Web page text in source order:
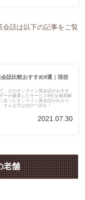
会話は以下の記事をご覧
会話比較おすすめ9選｜現役
、どのオンライン英会話がおすす
ーが厳選したサービス9社を徹底解
合ったオンライン英会話がわかり
そんな方はぜひ一読を！
2021.07.30
老舗